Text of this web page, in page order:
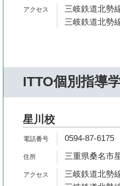
三岐鉄道北勢
三岐鉄道北勢
ITTO個別指導
星川校
0594-87-6175
三重県桑名市
三岐鉄道北勢